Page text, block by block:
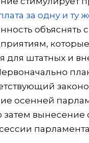
за одну и ту
объяснять
для штатных и
осенней
затем вынесение